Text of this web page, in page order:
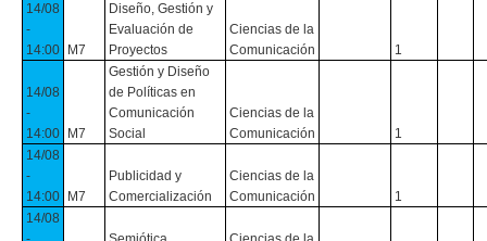
14/08
-
14:00
M7
Diseño, Gestión y
Evaluación de
Proyectos
Ciencias de la
Comunicación
1
14/08
-
14:00
M7
Gestión y Diseño
de Políticas en
Comunicación
Social
Ciencias de la
Comunicación
1
14/08
-
14:00
M7
Publicidad y
Comercialización
Ciencias de la
Comunicación
1
14/08